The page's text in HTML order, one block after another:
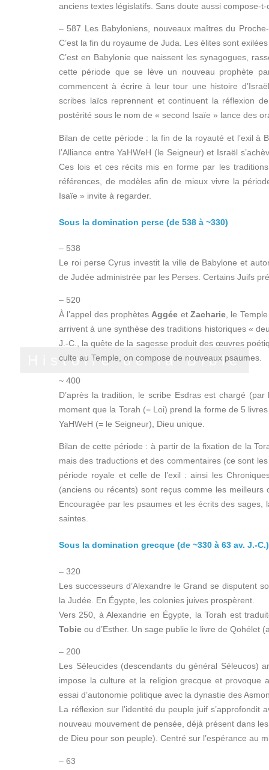
Histoire de la Bible
anciens textes législatifs. Sans doute aussi compose-
– 587 Les Babyloniens, nouveaux maîtres du
C’est la fin du royaume de Juda. Les élites sont
C’est en Babylonie que naissent les synagogues,
cette période que se lève un nouveau prophète
commencent à écrire à leur tour une histoire
scribes laïcs reprennent et continuent la réflexion
postérité sous le nom de « second Isaïe » lance des
Bilan de cette période : la fin de la royauté et l’exil à
l’Alliance entre YaHWeH (le Seigneur) et Israël
Ces lois et ces récits mis en forme par les
références, de modèles afin de mieux vivre la
Isaïe » invite à regarder.
Sous la domination perse (de 538 à ~330)
– 538
Le roi perse Cyrus investit la ville de Babylone et
de Judée administrée par les Perses. Certains Juifs
– 520
À l’appel des prophètes Aggée et Zacharie, le
arrivent à une synthèse des traditions historiques «
J.-C., la quête de la sagesse produit des œuvres
culte au Temple, on compose de nouveaux psaumes.
~ 400
D’après la tradition, le scribe Esdras est chargé
moment que la Torah (= Loi) prend la forme de 5
YaHWeH (= le Seigneur), Dieu unique.
Bilan de cette période : à partir de la fixation de la
mais des traductions et des commentaires (ce sont
période royale et celle de l’exil : ainsi les
(anciens ou récents) sont reçus comme les
Encouragée par les psaumes et les écrits des
saintes.
Sous la domination grecque (de ~330 à 63 av. J.-C.)
– 320
Les successeurs d’Alexandre le Grand se disputent
la Judée. En Égypte, les colonies juives prospèrent.
Vers 250, à Alexandrie en Égypte, la Torah est
Tobie ou d’Esther. Un sage publie le livre de Qohélet
– 200
Les Séleucides (descendants du général Séleucos)
impose la culture et la religion grecque et provoque
essai d’autonomie politique avec la dynastie des
La réflexion sur l’identité du peuple juif
nouveau mouvement de pensée, déjà présent dans
de Dieu pour son peuple). Centré sur l’espérance au
– 63